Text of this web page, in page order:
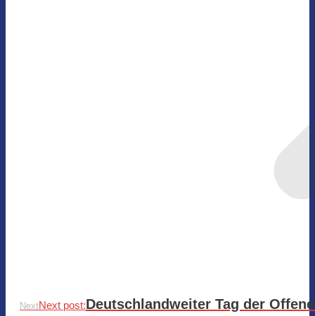
NextNext post:Deutschlandweiter Tag der